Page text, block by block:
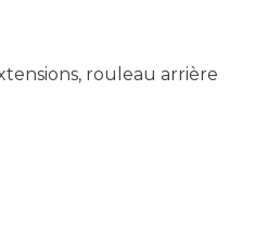
rouleau arrière